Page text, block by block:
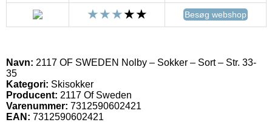
Besøg webshop
Navn: 2117 OF SWEDEN Nolby – Sokker – Sort – Str. 33-
35
Kategori: Skisokker
Producent: 2117 Of Sweden
Varenummer: 7312590602421
EAN: 7312590602421